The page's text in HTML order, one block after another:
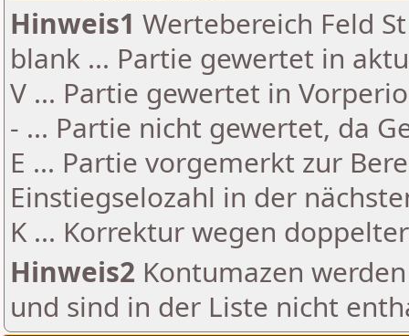
Hinweis1 Wertebereich Feld
blank ... Partie gewertet in
V ... Partie gewertet in
- ... Partie nicht gewertet, da
E ... Partie vorgemerkt zur
Einstiegselozahl in der
K ... Korrektur wegen
Hinweis2 Kontumazen
und sind in der Liste nicht